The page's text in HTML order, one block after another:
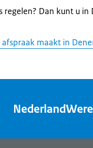
regelen? Dan kunt u in
afspraak maakt in